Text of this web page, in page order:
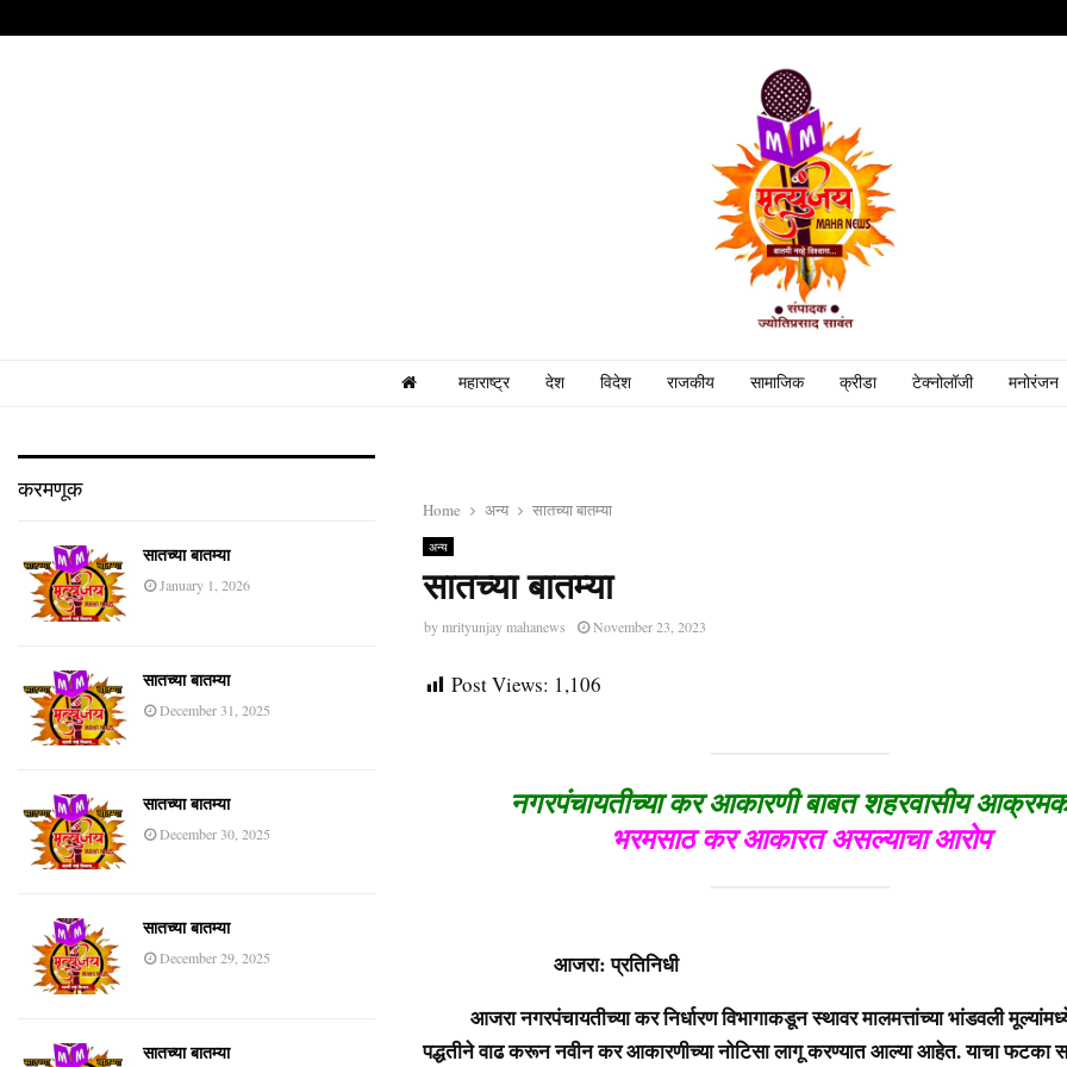
महाराष्ट्र देश विदेश राजकीय सामाजिक क्रीडा टेक्नोलॉजी मनोरंजन
Home अन्य सातच्या बातम्या
अन्य
सातच्या बातम्या
bymrityunjay mahanews November 23, 2023
Post Views: 1,106
नगरपंचायतीच्या कर आकारणी बाबत शहरवासीय
भरमसाठ कर आकारत असल्याचा आरोप
आजरा: प्रतिनिधी
आजरा नगरपंचायतीच्या कर निर्धारण विभागाकडून स्थावर मालमत्तांच्या भांडवली
पद्धतीने वाढ करून नवीन कर आकारणीच्या नोटिसा लागू करण्यात आल्या आहेत. याचा फटका
करमणूक
सातच्या बातम्या
January 1, 2026
सातच्या बातम्या
December 31, 2025
सातच्या बातम्या
December 30, 2025
सातच्या बातम्या
December 29, 2025
सातच्या बातम्या